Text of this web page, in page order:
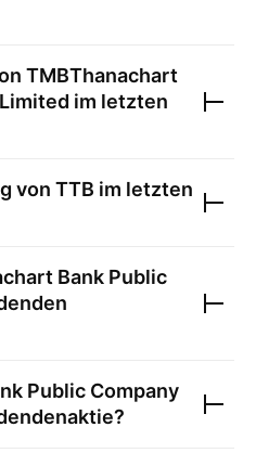
TMBThanachart
im letzten
von TTB im letzten
Bank Public
Public Company